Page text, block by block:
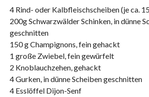
4 Rind- oder Kalbfleischscheiben (je ca.
200g Schwarzwälder Schinken, in dünne
geschnitten
150 g Champignons, fein gehackt
1 große Zwiebel, fein gewürfelt
2 Knoblauchzehen, gehackt
4 Gurken, in dünne Scheiben geschnitten
4 Esslöffel Dijon-Senf